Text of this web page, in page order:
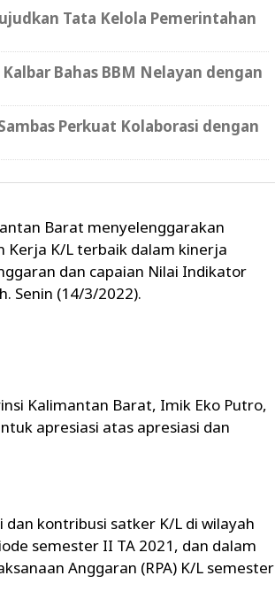
Tata Kelola Pemerintahan
Bahas BBM Nelayan dengan
Perkuat Kolaborasi dengan
Barat menyelenggarakan
Kerja K/L terbaik dalam kinerja
dan capaian Nilai Indikator
Senin (14/3/2022).
Kalimantan Barat, Imik Eko Putro,
apresiasi atas apresiasi dan
kontribusi satker K/L di wilayah
semester II TA 2021, dan dalam
Anggaran (RPA) K/L semester